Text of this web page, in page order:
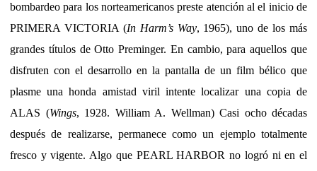
bombardeo para los norteamericanos preste atención al el inicio de
PRIMERA VICTORIA (In Harm’s Way, 1965), uno de los más
grandes títulos de Otto Preminger. En cambio, para aquellos que
disfruten con el desarrollo en la pantalla de un film bélico que
plasme una honda amistad viril intente localizar una copia de
ALAS (Wings, 1928. William A. Wellman) Casi ocho décadas
después de realizarse, permanece como un ejemplo totalmente
fresco y vigente. Algo que PEARL HARBOR no logró ni en el